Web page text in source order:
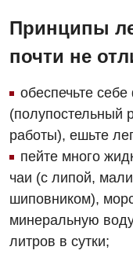
Детская хирургия
Детская
Педиатрия
Принципы
почти не
обеспечьте
(полупостельный
работы), ешьте
пейте много
чаи (с липой,
шиповником),
минеральную
литров в сутки;